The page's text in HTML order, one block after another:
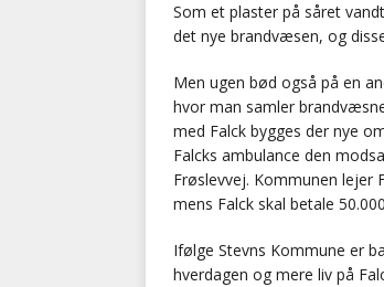
Som et plaster på såret
det nye brandvæsen, og
Men ugen bød også på en
hvor man samler
med Falck bygges der nye
Falcks ambulance den
Frøslevvej. Kommunen lejer
mens Falck skal betale
Ifølge Stevns Kommune er
hverdagen og mere liv på